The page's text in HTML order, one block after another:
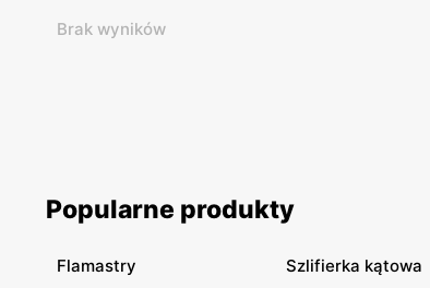
Brak wyników
Popularne produkty
Flamastry Szlifierka kątowa